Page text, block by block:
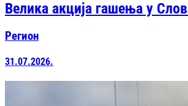
Велика акција гашења у
Регион
31.07.2026.